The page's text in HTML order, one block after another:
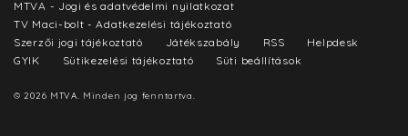
MTVA - Jogi és adatvédelmi nyilatkozat
TV Maci-bolt - Adatkezelési tájékoztató
Szerzői jogi tájékoztató
Játékszabály RSS
Helpdesk
GYIK
Sütikezelési tájékoztató Süti beállítások
© 2026 MTVA. Minden jog fenntartva.